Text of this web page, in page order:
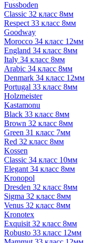
Fussboden
Classic 32 класс 8мм
Respect 33 класс 8мм
Goodway
Morocco 34 класс 12мм
England 34 класс 8мм
Italy 34 класс 8мм
Arabic 34 класс 8мм
Denmark 34 класс 12мм
Portugal 33 класс 8мм
Holzmeister
Kastamonu
Black 33 класс 8мм
Brown 32 класс 8мм
Green 31 класс 7мм
Red 32 класс 8мм
Kossen
Classic 34 класс 10мм
Elegant 34 класс 8мм
Kronopol
Dresden 32 класс 8мм
Sigma 32 класс 8мм
Venus 32 класс 8мм
Kronotex
Exquisit 32 класс 8мм
Robusto 33 класс 12мм